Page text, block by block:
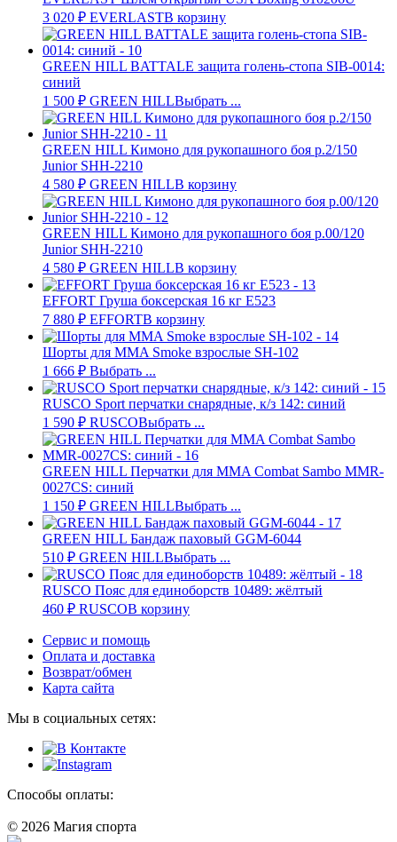
3 020 ₽ EVERLASTВ корзину
GREEN HILL BATTALE защита голень-стопа SIB-0014:
синий
1 500 ₽ GREEN HILLВыбрать ...
GREEN HILL Кимоно для рукопашного боя р.2/150
Junior SHH-2210
4 580 ₽ GREEN HILLВ корзину
GREEN HILL Кимоно для рукопашного боя р.00/120
Junior SHH-2210
4 580 ₽ GREEN HILLВ корзину
EFFORT Груша боксерская 16 кг E523
7 880 ₽ EFFORTВ корзину
Шорты для MMA Smoke взрослые SH-102
1 666 ₽ Выбрать ...
RUSCO Sport перчатки снарядные, к/з 142: синий
1 590 ₽ RUSCOВыбрать ...
GREEN HILL Перчатки для MMA Combat Sambo MMR-
0027CS: синий
1 150 ₽ GREEN HILLВыбрать ...
GREEN HILL Бандаж паховый GGM-6044
510 ₽ GREEN HILLВыбрать ...
RUSCO Пояс для единоборств 10489: жёлтый
460 ₽ RUSCOВ корзину
Сервис и помощь
Оплата и доставка
Возврат/обмен
Карта сайта
Мы в социальных сетях:
Способы оплаты:
© 2026 Магия спорта